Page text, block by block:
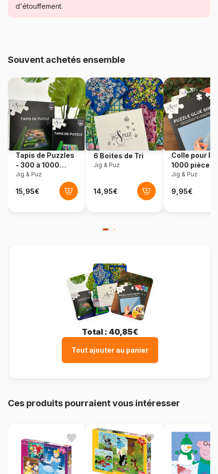
Référence Dino-33527
EAN 8590878335271
Nombre de pièces 55 pièces
d'étouffement.
Souvent achetés ensemble
Tapis de Puzzles
- 300 à 1000
pièces
Jig & Puz
6 Boites de Tri
Jig & Puz
Colle pour
1000 pièces
Jig & Puz
Total : 40,85€
Tout ajouter au panier
Ces produits pourraient vous intéresser